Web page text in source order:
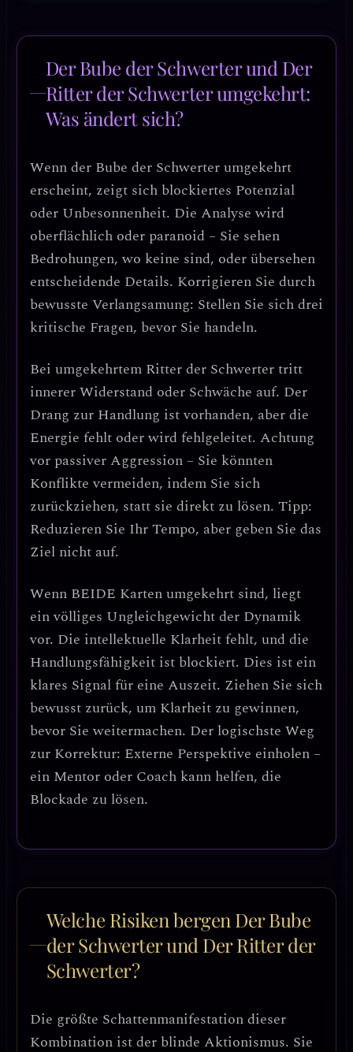
Der Bube der Schwerter und Der
Ritter der Schwerter umgekehrt:
Was ändert sich?
Wenn der Bube der Schwerter umgekehrt
erscheint, zeigt sich blockiertes Potenzial
oder Unbesonnenheit. Die Analyse wird
oberflächlich oder paranoid – Sie sehen
Bedrohungen, wo keine sind, oder übersehen
entscheidende Details. Korrigieren Sie durch
bewusste Verlangsamung: Stellen Sie sich drei
kritische Fragen, bevor Sie handeln.
Bei umgekehrtem Ritter der Schwertertritt
innerer Widerstand oder Schwäche auf. Der
Drang zur Handlung ist vorhanden, aber die
Energie fehlt oder wird fehlgeleitet. Achtung
vor passiver Aggression – Sie könnten
Konflikte vermeiden, indem Sie sich
zurückziehen, statt sie direkt zu lösen. Tipp:
Reduzieren Sie Ihr Tempo, aber geben Sie das
Ziel nicht auf.
Wenn BEIDE Karten umgekehrt sind, liegt
einvölliges Ungleichgewicht der Dynamik
vor. Die intellektuelle Klarheit fehlt, und die
Handlungsfähigkeit ist blockiert. Dies ist ein
klares Signal für eine Auszeit. Ziehen Sie sich
bewusst zurück, um Klarheit zu gewinnen,
bevor Sie weitermachen. Der logischste Weg
zur Korrektur: Externe Perspektive einholen –
ein Mentor oder Coach kann helfen, die
Blockade zu lösen.
Welche Risiken bergen Der Bube
der Schwerter und Der Ritter der
Schwerter?
Die größte Schattenmanifestation dieser
Kombination istder blinde Aktionismus. Sie